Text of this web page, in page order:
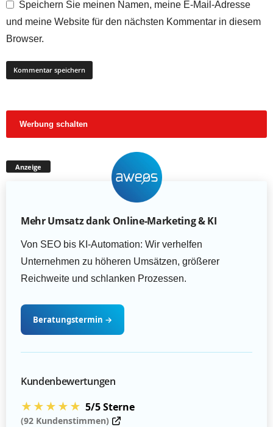
Speichern Sie meinen Namen, meine E-Mail-Adresse
und meine Website für den nächsten Kommentar in diesem
Browser.
Werbung schalten
Anzeige
Mehr Umsatz dank Online-Marketing & KI
Von SEO bis KI-Automation: Wir verhelfen
Unternehmen zu höheren Umsätzen, größerer
Reichweite und schlanken Prozessen.
Beratungstermin →
Kundenbewertungen
★★★★★ 5/5 Sterne
(92 Kundenstimmen)